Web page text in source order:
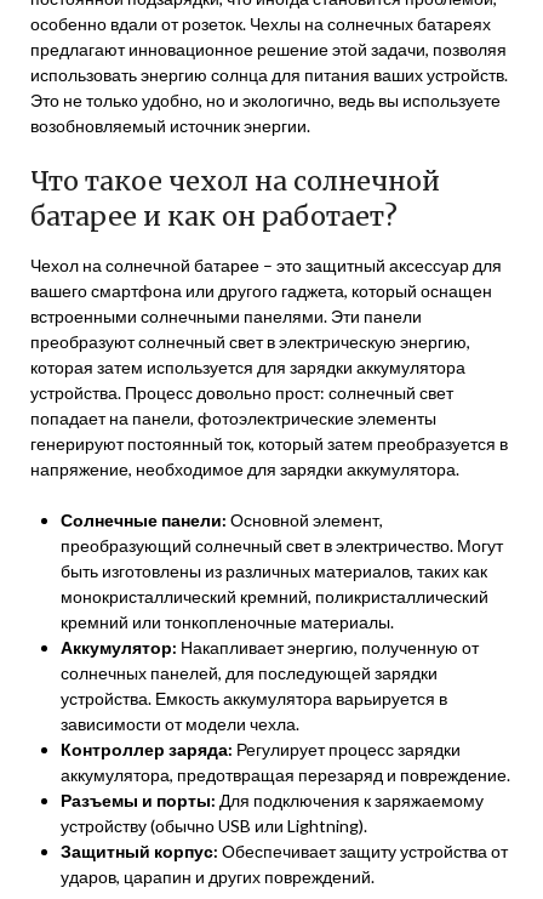
особенно вдали от розеток. Чехлы на солнечных батареях
предлагают инновационное решение этой задачи, позволяя
использовать энергию солнца для питания ваших устройств.
Это не только удобно, но и экологично, ведь вы используете
возобновляемый источник энергии.
Что такое чехол на солнечной
батарее и как он работает?
Чехол на солнечной батарее – это защитный аксессуар для
вашего смартфона или другого гаджета, который оснащен
встроенными солнечными панелями. Эти панели
преобразуют солнечный свет в электрическую энергию,
которая затем используется для зарядки аккумулятора
устройства. Процесс довольно прост: солнечный свет
попадает на панели, фотоэлектрические элементы
генерируют постоянный ток, который затем преобразуется в
напряжение, необходимое для зарядки аккумулятора.
Солнечные панели: Основной элемент,
преобразующий солнечный свет в электричество. Могут
быть изготовлены из различных материалов, таких как
монокристаллический кремний, поликристаллический
кремний или тонкопленочные материалы.
Аккумулятор: Накапливает энергию, полученную от
солнечных панелей, для последующей зарядки
устройства. Емкость аккумулятора варьируется в
зависимости от модели чехла.
Контроллер заряда: Регулирует процесс зарядки
аккумулятора, предотвращая перезаряд и повреждение.
Разъемы и порты: Для подключения к заряжаемому
устройству (обычно USB или Lightning).
Защитный корпус: Обеспечивает защиту устройства от
ударов, царапин и других повреждений.